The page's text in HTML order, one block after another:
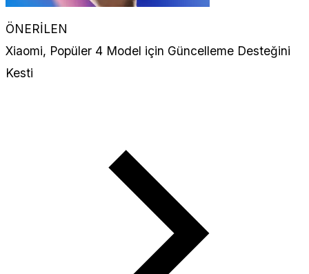
ÖNERİLEN
Xiaomi, Popüler 4 Model için Güncelleme Desteğini
Kesti